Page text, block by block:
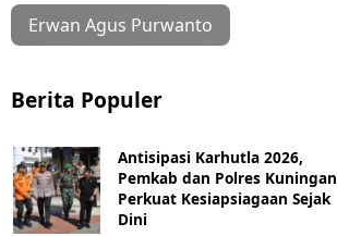
Erwan Agus Purwanto
Berita Populer
Antisipasi Karhutla 2026,
Pemkab dan Polres Kuningan
Perkuat Kesiapsiagaan Sejak
Dini